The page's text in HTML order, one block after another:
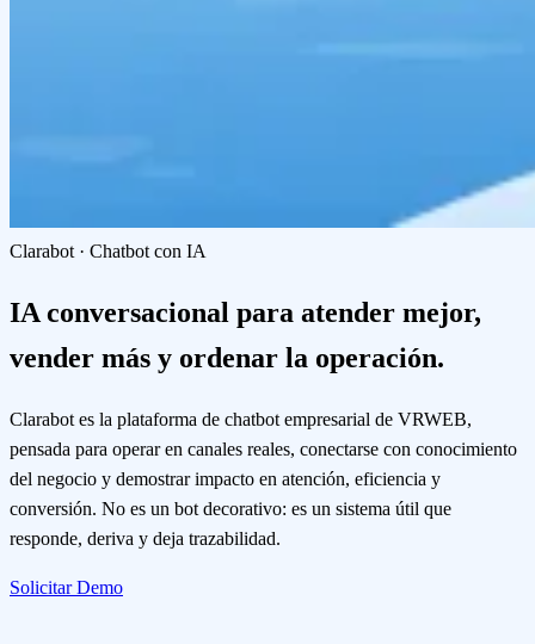
Clarabot · Chatbot con IA
IA conversacional para atender mejor,
vender más y ordenar la operación.
Clarabot es la plataforma de chatbot empresarial de VRWEB,
pensada para operar en canales reales, conectarse con conocimiento
del negocio y demostrar impacto en atención, eficiencia y
conversión. No es un bot decorativo: es un sistema útil que
responde, deriva y deja trazabilidad.
Solicitar Demo